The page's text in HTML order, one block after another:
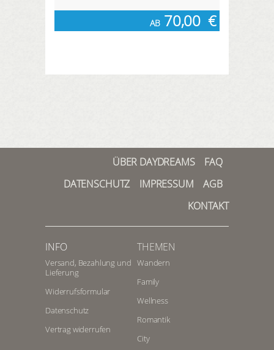
AB 70,00 €
ÜBER DAYDREAMS
FAQ
DATENSCHUTZ
IMPRESSUM
AGB
KONTAKT
INFO
Versand, Bezahlung und
Lieferung
Widerrufsformular
Datenschutz
Vertrag widerrufen
THEMEN
Wandern
Family
Wellness
Romantik
City